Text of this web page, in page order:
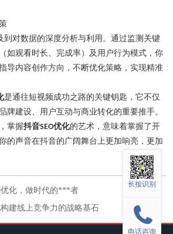
到对数据的深度分析与利用。通过监测关键
如观看时长、完成率）及用户行为模式，你
导内容创作方向，不断优化策略，实现精准
是通往短视频成功之路的关键钥匙，它不仅
牌建设、用户互动与商业转化的重要推手。
掌握抖音SEO优化的艺术，意味着掌握了开
的声音在抖音的广阔舞台上更加响亮，更加
优化，做时代的***者
建线上竞争力的战略基石
长按识别
电话咨询